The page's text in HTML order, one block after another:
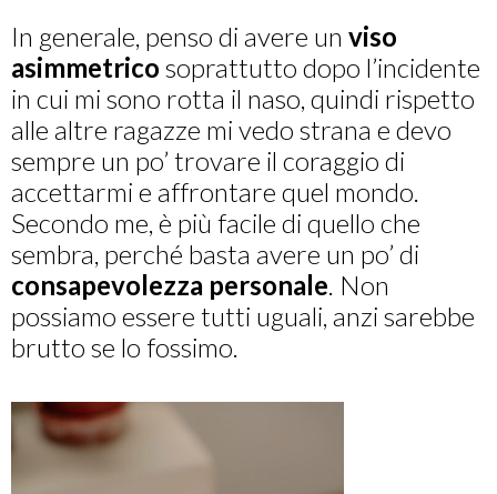
In generale, penso di avere un viso
asimmetrico soprattutto dopo l’incidente
in cui mi sono rotta il naso, quindi rispetto
alle altre ragazze mi vedo strana e devo
sempre un po’ trovare il coraggio di
accettarmi e affrontare quel mondo.
Secondo me, è più facile di quello che
sembra, perché basta avere un po’ di
consapevolezza personale . Non
possiamo essere tutti uguali, anzi sarebbe
brutto se lo fossimo.